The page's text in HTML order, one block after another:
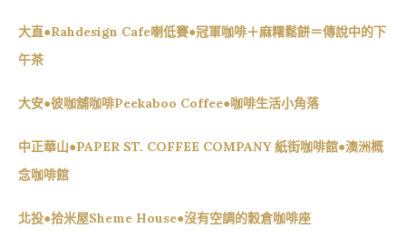
大直●Rahdesign Cafe喇低賽●冠軍咖啡＋麻糬鬆餅＝傳說中的下
午茶
大安●彼咖舖咖啡Peekaboo Coffee●咖啡生活小角落
中正華山●PAPER ST. COFFEE COMPANY 紙街咖啡館●澳洲概
念咖啡館
北投●拾米屋Sheme House●沒有空調的穀倉咖啡座